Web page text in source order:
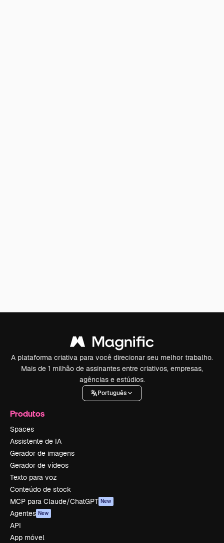
A plataforma criativa para você direcionar seu melhor trabalho.
Mais de 1 milhão de assinantes entre criativos, empresas,
agências e estúdios.
Português
Produtos
Spaces
Assistente de IA
Gerador de imagens
Gerador de vídeos
Texto para voz
Conteúdo de stock
MCP para Claude/ChatGPT New
Agentes New
API
App móvel